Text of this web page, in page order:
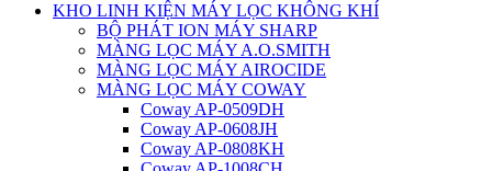
KHO LINH KIỆN MÁY LỌC KHÔNG KHÍ
BỘ PHÁT ION MÁY SHARP
MÀNG LỌC MÁY A.O.SMITH
MÀNG LỌC MÁY AIROCIDE
MÀNG LỌC MÁY COWAY
Coway AP-0509DH
Coway AP-0608JH
Coway AP-0808KH